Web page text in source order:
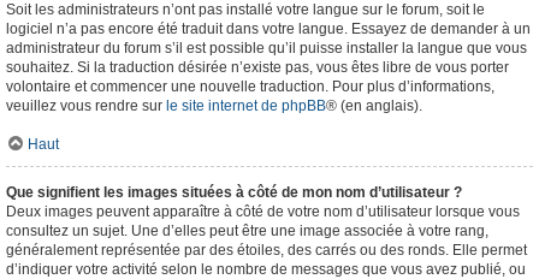
Soit les administrateurs n’ont pas installé votre langue sur le forum, soit le
logiciel n’a pas encore été traduit dans votre langue. Essayez de demander à un
administrateur du forum s’il est possible qu’il puisse installer la langue que vous
souhaitez. Si la traduction désirée n’existe pas, vous êtes libre de vous porter
volontaire et commencer une nouvelle traduction. Pour plus d’informations,
veuillez vous rendre sur le site internet de phpBB® (en anglais).
Haut
Que signifient les images situées à côté de mon nom d’utilisateur ?
Deux images peuvent apparaître à côté de votre nom d’utilisateur lorsque vous
consultez un sujet. Une d’elles peut être une image associée à votre rang,
généralement représentée par des étoiles, des carrés ou des ronds. Elle permet
d’indiquer votre activité selon le nombre de messages que vous avez publié, ou